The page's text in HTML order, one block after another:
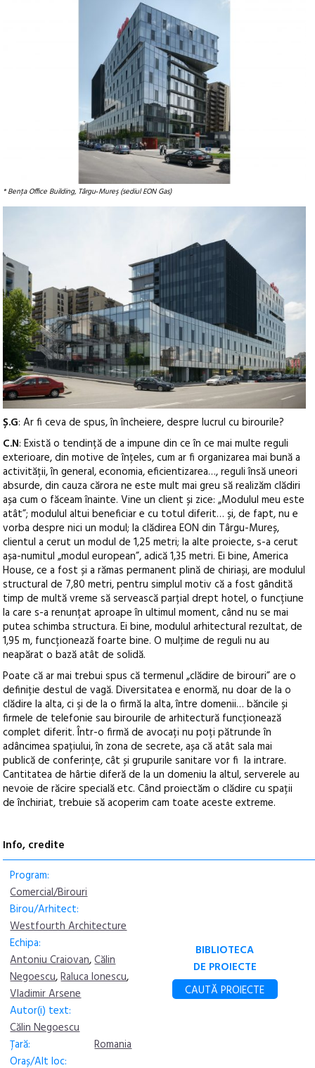
* Benţa Office Building, Târgu‑Mureş (sediul EON Gas)
Ș.G: Ar fi ceva de spus, în încheiere, despre lucrul cu birourile?
C.N: Există o tendință de a impune din ce în ce mai multe reguli
exterioare, din motive de înțeles, cum ar fi organizarea mai bună a
activității, în general, economia, eficientizarea…, reguli însă uneori
absurde, din cauza cărora ne este mult mai greu să realizăm clădiri
așa cum o făceam înainte. Vine un client și zice: „Modulul meu este
atât”; modulul altui beneficiar e cu totul diferit… și, de fapt, nu e
vorba despre nici un modul; la clădirea EON din Târgu-Mureș,
clientul a cerut un modul de 1,25 metri; la alte proiecte, s-a cerut
așa-numitul „modul european”, adică 1,35 metri. Ei bine, America
House, ce a fost și a rămas permanent plină de chiriași, are modulul
structural de 7,80 metri, pentru simplul motiv că a fost gândită
timp de multă vreme să servească parțial drept hotel, o funcțiune
la care s-a renunțat aproape în ultimul moment, când nu se mai
putea schimba structura. Ei bine, modulul arhitectural rezultat, de
1,95 m, funcționează foarte bine. O mulţime de reguli nu au
neapărat o bază atât de solidă.
Poate că ar mai trebui spus că termenul „clădire de birouri” are o
definiție destul de vagă. Diversitatea e enormă, nu doar de la o
clădire la alta, ci şi de la o firmă la alta, între domenii… băncile și
firmele de telefonie sau birourile de arhitectură funcționează
complet diferit. Într-o firmă de avocați nu poți pătrunde în
adâncimea spațiului, în zona de secrete, așa că atât sala mai
publică de conferințe, cât și grupurile sanitare vor fi la intrare.
Cantitatea de hârtie diferă de la un domeniu la altul, serverele au
nevoie de răcire specială etc. Când proiectăm o clădire cu spații
de închiriat, trebuie să acoperim cam toate aceste extreme.
Info, credite
Program:
Comercial/Birouri
Birou/Arhitect:
Westfourth Architecture
Echipa:
Antoniu Craiovan,Călin
Negoescu,Raluca Ionescu,
Vladimir Arsene
Autor(i) text:
Călin Negoescu
Țară:
Romania
Oraș/Alt loc:
BIBLIOTECA
DE PROIECTE
CAUTĂ PROIECTE